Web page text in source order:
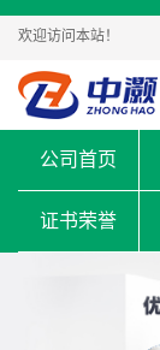
欢迎访问本站！
公司首页
证书荣誉